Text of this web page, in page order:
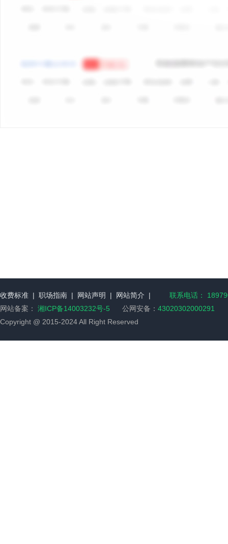
收费标准 | 职场指南 | 网站声明 | 网站简介 |
联系电话：
网站备案： 湘ICP备14003232号-5 公网安备： 43020302000291
Copyright @ 2015-2024 All Right Reserved